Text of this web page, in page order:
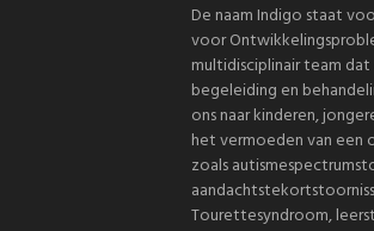
De naam Indigo staat
voor
multidisciplinair team
begeleiding en
ons naar kinderen,
het vermoeden van een
zoals
Tourettesyndroom,